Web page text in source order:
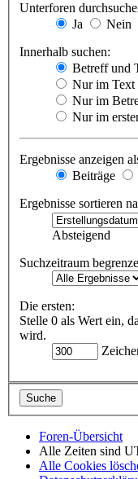
Unterforen
Ja
Nein
Innerhalb suchen:
Betreff und
Nur im Text
Nur im
Nur im
Ergebnisse anzeigen
Beiträge
Ergebnisse sortieren
Absteigend
Suchzeitraum
Die ersten:
Stelle 0 als Wert ein,
wird.
Foren-Übersicht
Alle Zeiten sind
Alle Cookies